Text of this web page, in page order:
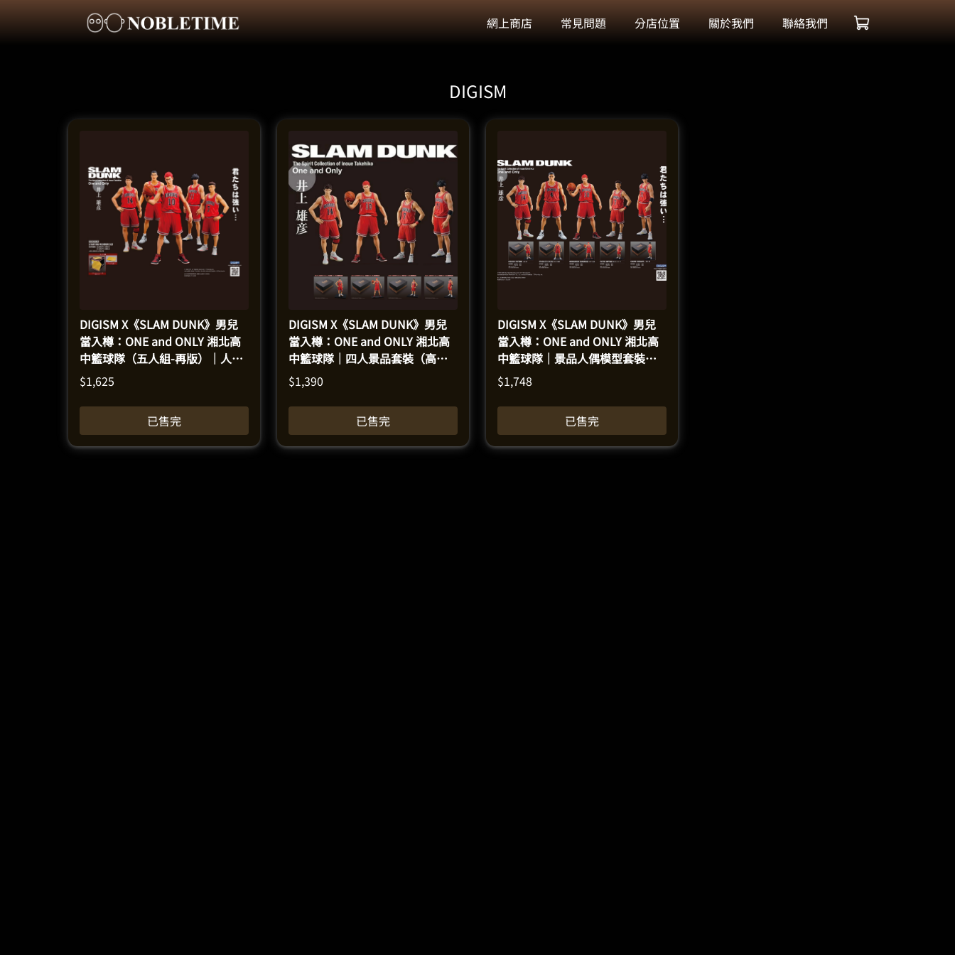
網上商店 常見問題 分店位置 關於我們 聯絡我們
DIGISM
DIGISM X《SLAM DUNK》男兒
當入樽：ONE and ONLY 湘北高
中籃球隊（五人組-再版）｜人偶
模型套裝（高14.6-17釐米）
$1,625
已售完
DIGISM X《SLAM DUNK》男兒
當入樽：ONE and ONLY 湘北高
中籃球隊｜四人景品套裝（高約
15-16.5釐米）
$1,390
已售完
DIGISM X《SLAM DUNK》男兒
當入樽：ONE and ONLY 湘北高
中籃球隊｜景品人偶模型套裝
（高約15-17釐米）
$1,748
已售完